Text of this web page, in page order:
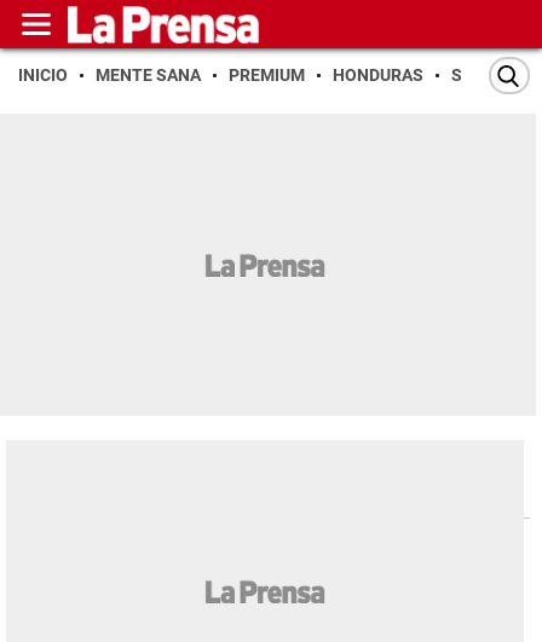
INICIO MENTE SANA PREMIUM HONDURAS SAN PEDRO
Canadá interesada en
frutas y vegetales